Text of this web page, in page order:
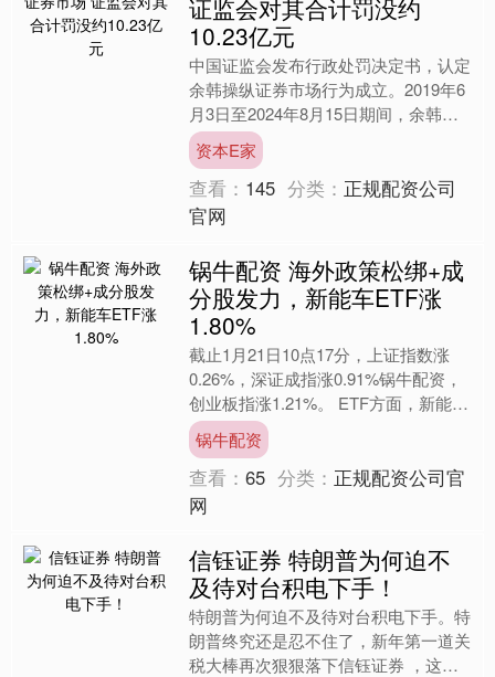
证监会对其合计罚没约
10.23亿元
中国证监会发布行政处罚决定书，认定
余韩操纵证券市场行为成立。2019年6
月3日至2024年8月15日期间，余韩控
制使用67个证券账户，利用资金优
势、持股优势，通....
资本E家
查看： 145 分类： 正规配资公司
官网
锅牛配资 海外政策松绑+成
分股发力，新能车ETF涨
1.80%
截止1月21日10点17分，上证指数涨
0.26%，深证成指涨0.91%锅牛配资，
创业板指涨1.21%。 ETF方面，新能车
ETF(159824)涨1.80%，成....
锅牛配资
查看：65 分类： 正规配资公司官
网
信钰证券 特朗普为何迫不
及待对台积电下手！
特朗普为何迫不及待对台积电下手。特
朗普终究还是忍不住了，新年第一道关
税大棒再次狠狠落下信钰证券 ，这次